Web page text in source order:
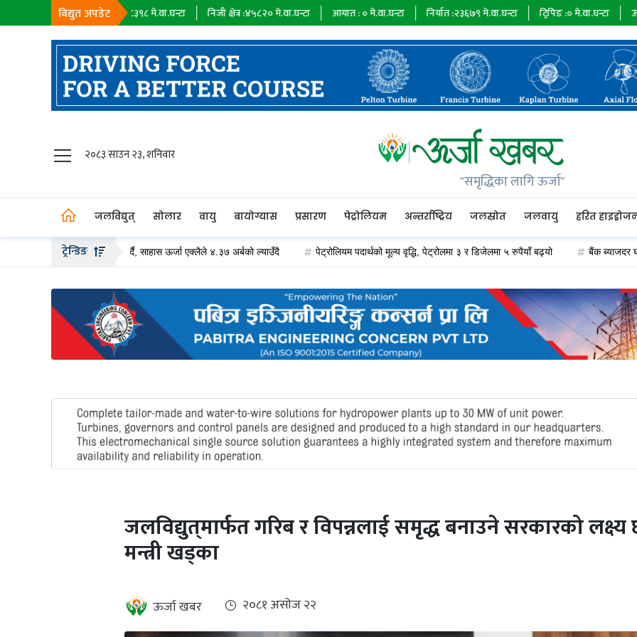
विद्युत अपडेट
सहायक कम्पनी :१८३९८मे.वा.घन्टा निजी क्षेत्र : ४५८२०मे.वा.घन्टा आयात : मे.वा.घन्टा निर्यात :२३६७९मे.वा.घन्टा ट्रिपिङ :० मे.वा.घन्टा ऊर्जा माग :
२०८३ साउन २३, शनिवार
"समृद्धिका लागि ऊर्जा"
जलविद्युत् सोलार वायु बायोग्यास प्रसारण पेट्रोलियम अन्तर्राष्ट्रिय जलस्रोत जलवायु हरित
वायु
बायोग्यास
पेट्रोलियम
अन्तर्राष्ट्रिय
जलवायु
ट्रेन्डिङ
हकप्रद सेयर जारी गर्दै, साहास ऊर्जा एक्लैले ४.३७ अर्बको ल्याउँदै पेट्रोलियम पदार्थको मूल्य वृद्धि, पेट्रोलमा ३ र डिजेलमा ५ रुपैयाँ बढ्यो बैंक ब्याजदर घट्दा
जलविद्युत्‌मार्फत गरिब र विपन्नलाई समृद्ध बनाउने सरकारको
मन्त्री खड्का
ऊर्जा खबर २०८१ असोज २२